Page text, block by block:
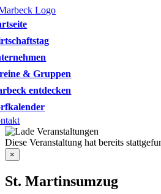
Skip
to
content
& Gruppen
entdecken
Diese Veranstaltung hat bereits
×
St. Martinsumzug